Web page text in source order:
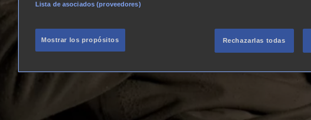
Lista de asociados (proveedores)
Mostrar los propósitos Rechazarlas todas